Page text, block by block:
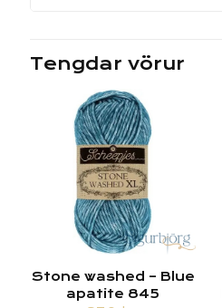
Tengdar vörur
Stone washed – Blue
apatite 845